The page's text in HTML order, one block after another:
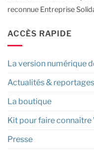
reconnue Entreprise
ACCÈS RAPIDE
La version numérique
Actualités & reportages
La boutique
Kit pour faire
Presse